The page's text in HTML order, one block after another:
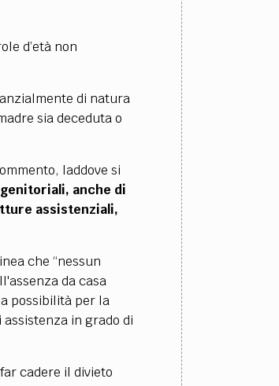
d’età non
di natura
sia deceduta o
laddove si
anche di
assistenziali,
che “nessun
da casa
possibilità per la
in grado di
cadere il divieto